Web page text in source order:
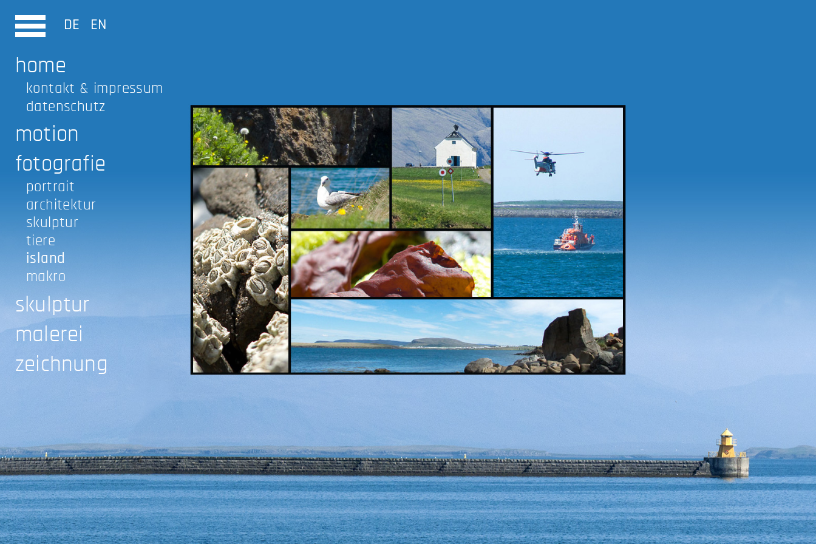
DE EN
home
kontakt & impressum
datenschutz
motion
fotografie
portrait
architektur
skulptur
tiere
island
makro
skulptur
malerei
zeichnung